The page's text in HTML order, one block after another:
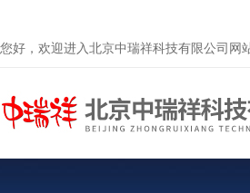
您好，欢迎进入北京中瑞祥科技有限公司网